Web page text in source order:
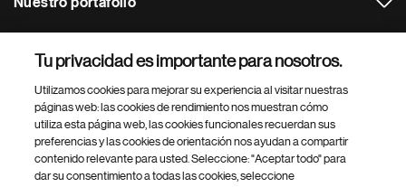
Footer Site Search
Tu privacidad es importante para nosotros.
Utilizamos cookies para mejorar su experiencia al visitar nuestras
páginas web: las cookies de rendimiento nos muestran cómo
utiliza esta página web, las cookies funcionales recuerdan sus
preferencias y las cookies de orientación nos ayudan a compartir
contenido relevante para usted. Seleccione: "Aceptar todo" para
dar su consentimiento a todas las cookies, seleccione